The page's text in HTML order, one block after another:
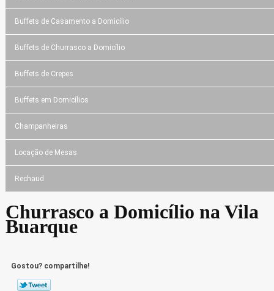
Buffets de Casamento a Domicílio
Buffets de Churrasco a Domicílio
Buffets de Crepes
Buffets em Domicílios
Champanheiras
Locação de Mesas
Rechaud
Churrasco a Domicílio na Vila
Buarque
Gostou? compartilhe!